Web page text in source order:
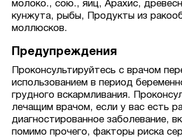
молоко., сою., яиц, Арахис,
кунжута, рыбы, Продукты из
моллюсков.
Предупреждения
Проконсультируйтесь с врачом
использованием в период
грудного вскармливания.
лечащим врачом, если у вас есть
диагностированное заболевание,
помимо прочего, факторы риска